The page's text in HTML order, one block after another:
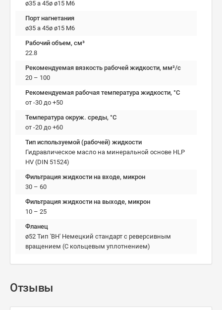
ø35 a 45ø ø15 M6
Порт нагнетания
ø35 a 45ø ø15 M6
Рабочий объем, см³
22.8
Рекомендуемая вязкость рабочей жидкости, мм²/с
20 – 100
Рекомендуемая рабочая температура жидкости, °C
от -30 до +50
Температура окруж. среды, °C
от -20 до +60
Тип используемой (рабочей) жидкости
Гидравлическое масло на минеральной основе HLP
HV (DIN 51524)
Фильтрация жидкости на входе, микрон
30 – 60
Фильтрация жидкости на выходе, микрон
10 – 25
Фланец
ø52 Тип 'BH' Немецкий стандарт с реверсивным
вращением (С кольцевым уплотнением)
Отзывы